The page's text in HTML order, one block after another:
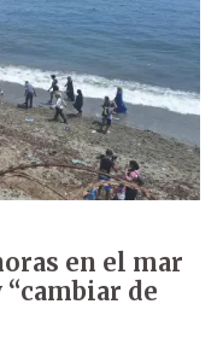
en el mar
“cambiar de